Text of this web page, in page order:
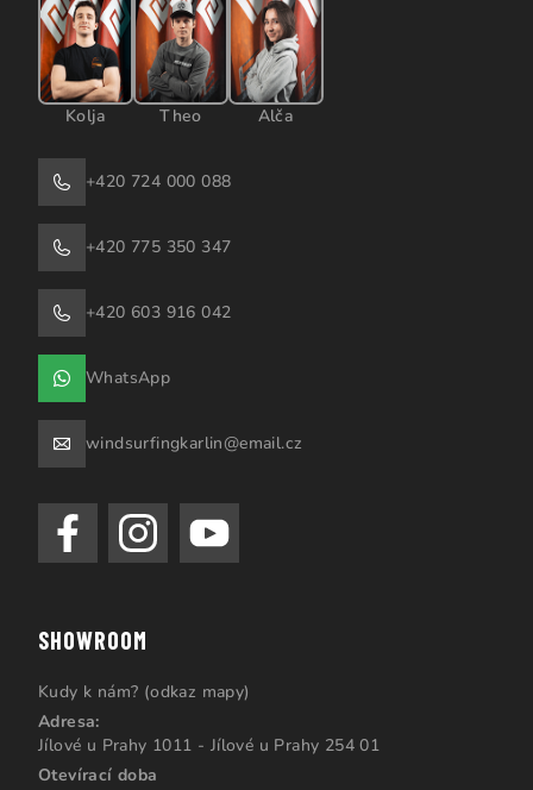
Kolja Theo Alča
+420 724 000 088
+420 775 350 347
+420 603 916 042
WhatsApp
windsurfingkarlin@email.cz
SHOWROOM
Kudy k nám? (odkaz mapy)
Adresa:
Jílové u Prahy 1011 - Jílové u Prahy 254 01
Otevírací doba